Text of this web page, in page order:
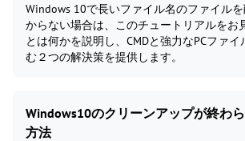
Windows 10で長いファイル名のファイル
からない場合は、このチュートリアルをお
とは何かを説明し、CMDと強力なPCファ
む２つの解決策を提供します。
Windows10のクリーンアップが終わ
方法